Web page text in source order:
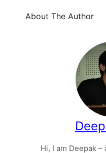
About The Author
Hi, I am Deepak